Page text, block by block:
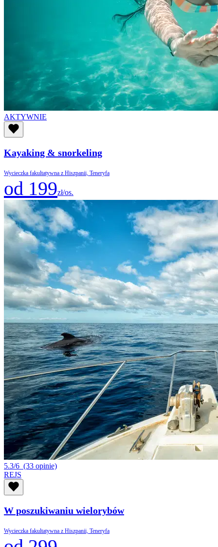
AKTYWNIE
Kayaking & snorkeling
Wycieczka fakultatywna z Hiszpanii, Teneryfa
od 199zł/os.
5.3/6 (33 opinie)
REJS
W poszukiwaniu wielorybów
Wycieczka fakultatywna z Hiszpanii, Teneryfa